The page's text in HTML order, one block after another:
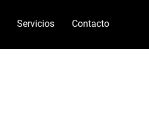
Servicios Contacto